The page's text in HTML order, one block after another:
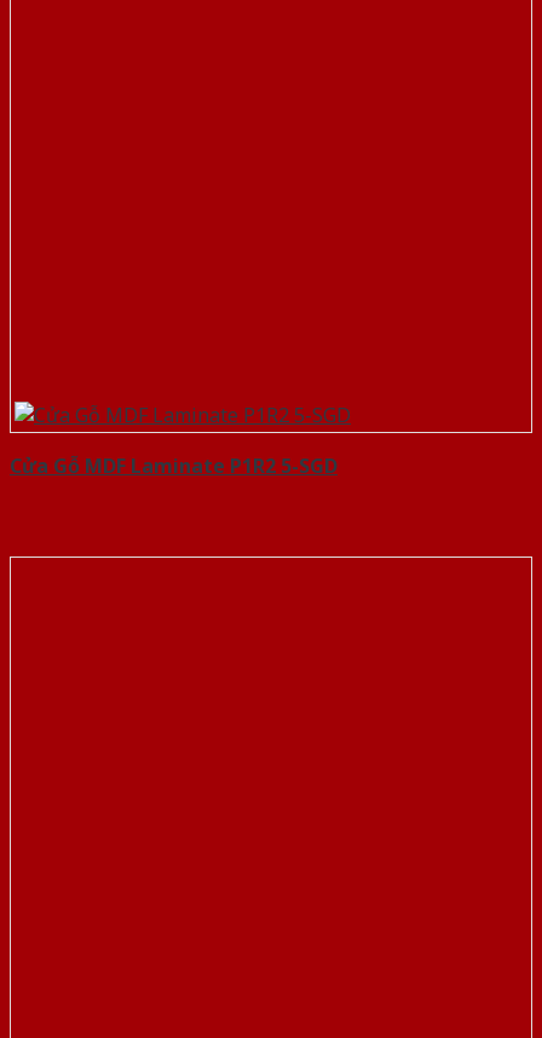
Cửa Gỗ MDF Laminate P1R2 5-SGD